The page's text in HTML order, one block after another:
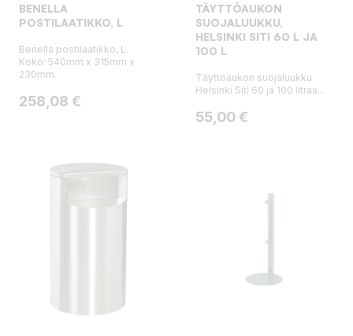
BENELLA
POSTILAATIKKO, L
Benella postilaatikko, L.
Koko: 540mm x 315mm x
230mm.
Hinta
258,08 €
TÄYTTÖAUKON
SUOJALUUKKU,
HELSINKI SITI 60 L JA
100 L
Täyttöaukon suojaluukku
Helsinki Siti 60 ja 100 litraa...
Hinta
55,00 €